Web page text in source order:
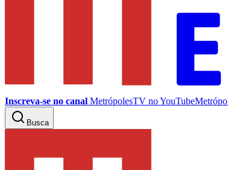
Inscreva-se no canal MetrópolesTV noYouTube
Busca